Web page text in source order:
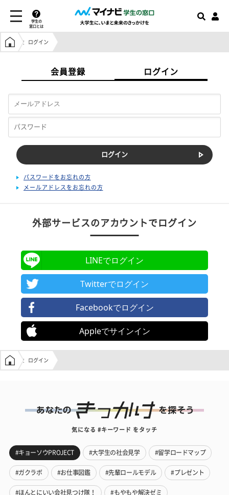
学生の
窓口とは
学生の窓口トップ
ログイン
会員登録 ログイン
パスワードをお忘れの方
メールアドレスをお忘れの方
外部サービスのアカウントでログイン
LINEでログイン
Twitterでログイン
Facebookでログイン
Appleでサインイン
学生の窓口トップ
ログイン
気になる #キーワード をタッチ
#キョーソウPROJECT #大学生の社会見学 #留学ロードマップ
#ガクラボ #お仕事図鑑 #先輩ロールモデル #プレゼント
#ほんとにいい会社見つけ隊！ #もやもや解決ゼミ